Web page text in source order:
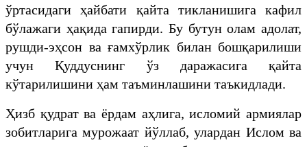
ўртасидаги ҳайбати қайта тикланишига кафил
бўлажаги ҳақида гапирди. Бу бутун олам адолат,
рушди-эҳсон ва ғамхўрлик билан бошқарилиши
учун Қуддуснинг ўз даражасига қайта
кўтарилишини ҳам таъминлашини таъкидлади.
Ҳизб қудрат ва ёрдам аҳлига, исломий армиялар
зобитларига мурожаат йўллаб, улардан Ислом ва